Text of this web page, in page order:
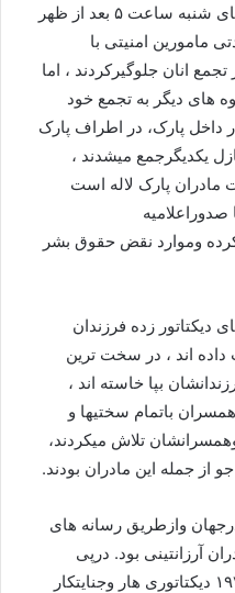
را گرامی داشتند ، وقرارشد روزهای شنبه ساعت ۵ بعد از ظهر
مامورین امنیتی با
انان جلوگیرکردند ، اما
های دیگر به تجمع خود
داخل پارک، در اطراف پارک
یکدیگرجمع میشدند ،
مادران پارک لاله است
صدوراعلامیه
وموارد نقض حقوق بشر
دیکتاتور زده فرزندان
اند ، در سخت ترین
بپا خاسته اند ،
باتمام سختیها و
تلاش میکردند،
از جمله این مادران بودند.
وازطریق رسانه های
آرزانتینی بود. درپی
کودتای ارتش آرزانتین در سال ۱۹۷۵ دیکتاتوری هار وجنایتکار